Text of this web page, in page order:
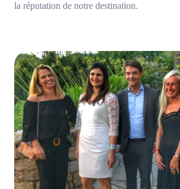
la réputation de notre destination.